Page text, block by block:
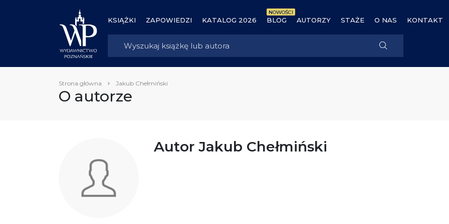
KSIĄŻKI ZAPOWIEDZI KATALOG 2026 BLOG
NOWOŚCI
AUTORZY STAŻE O NAS KONTAKT
Strona główna Jakub Chełmiński
O autorze
Autor Jakub Chełmiński